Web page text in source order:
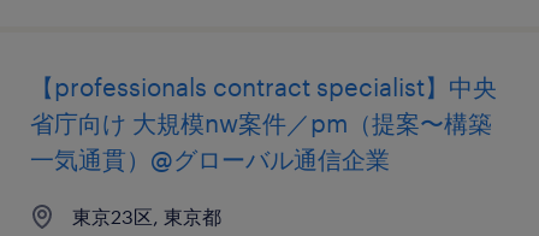
【professionals contract specialist】中央
省庁向け 大規模nw案件／pm（提案〜構築
一気通貫）@グローバル通信企業
東京23区, 東京都